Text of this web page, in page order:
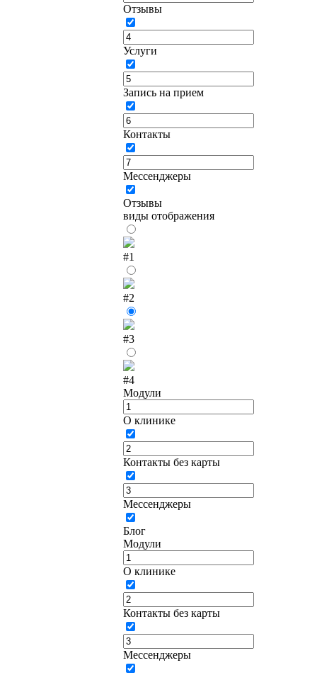
Отзывы
Услуги
Запись на прием
Контакты
Мессенджеры
Отзывы
виды отображения
#1
#2
#3
#4
Модули
О клинике
Контакты без карты
Мессенджеры
Блог
Модули
О клинике
Контакты без карты
Мессенджеры